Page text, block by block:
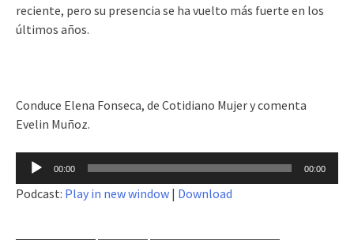
reciente, pero su presencia se ha vuelto más fuerte en los
últimos años.
Conduce Elena Fonseca, de Cotidiano Mujer y comenta
Evelin Muñoz.
Reproductor
audio
00:00 00:00
Podcast: Play in new window | Download